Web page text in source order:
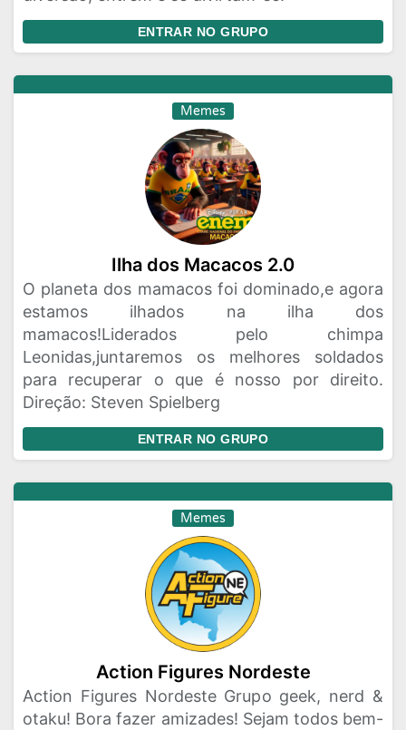
ENTRAR NO GRUPO
Memes
Ilha dos Macacos 2.0
O planeta dos mamacos foi dominado,e agora
estamos ilhados na ilha dos
mamacos!Liderados pelo chimpa
Leonidas,juntaremos os melhores soldados
para recuperar o que é nosso por direito.
Direção: Steven Spielberg
ENTRAR NO GRUPO
Memes
Action Figures Nordeste
Action Figures Nordeste Grupo geek, nerd &
otaku! Bora fazer amizades! Sejam todos bem-